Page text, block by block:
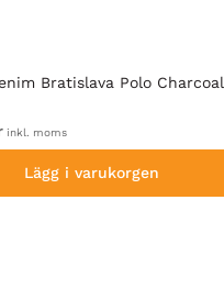
Bratislava Polo Charcoal
inkl. moms
Lägg i varukorgen